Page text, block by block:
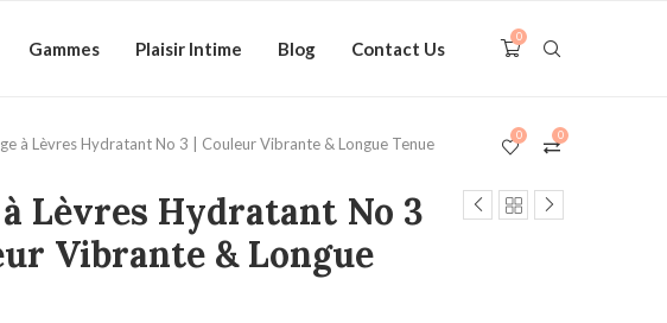
Gammes Plaisir Intime Blog Contact Us
0
0
0
à Lèvres Hydratant No 3 | Couleur Vibrante & Longue Tenue
Lèvres Hydratant No 3
Vibrante & Longue